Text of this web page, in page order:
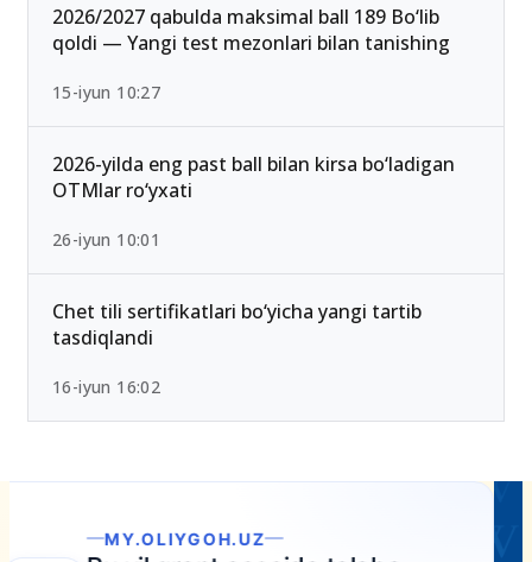
2026/2027 qabulda maksimal ball 189 Bo‘lib
qoldi — Yangi test mezonlari bilan tanishing
15-iyun 10:27
2026-yilda eng past ball bilan kirsa bo‘ladigan
OTMlar ro‘yxati
26-iyun 10:01
Chet tili sertifikatlari bo‘yicha yangi tartib
tasdiqlandi
16-iyun 16:02